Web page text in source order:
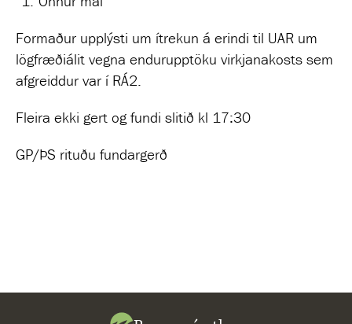
Formaður upplýsti um ítrekun á erindi til UAR um
lögfræðiálit vegna endurupptöku virkjanakosts sem
afgreiddur var í RÁ2.
Fleira ekki gert og fundi slitið kl 17:30
GP/ÞS rituðu fundargerð